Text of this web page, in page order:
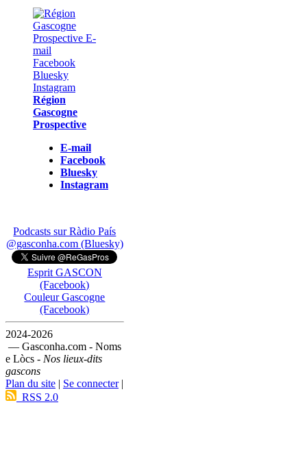
Région
Gascogne
Prospective
E-mail
Facebook
Bluesky
Instagram
Podcasts sur Ràdio País
@gasconha.com (Bluesky)
Esprit GASCON
(Facebook)
Couleur Gascogne
(Facebook)
2024-2026
— Gasconha.com - Noms
e Lòcs - Nos lieux-dits
gascons
Plan du site | Se connecter|
RSS 2.0